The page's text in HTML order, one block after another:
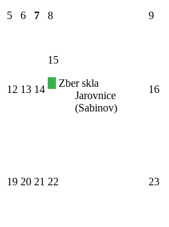
5 6 7 8 9
12 13 14
15
Zber skla
Jarovnice
(Sabinov)
16
19 20 21 22 23